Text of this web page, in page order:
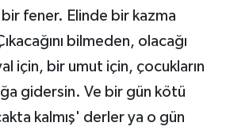
fener. Elinde bir kazma
bilmeden, olacağı
için, bir umut için, çocukların
gidersin. Ve bir gün kötü
kalmış' derler ya o gün